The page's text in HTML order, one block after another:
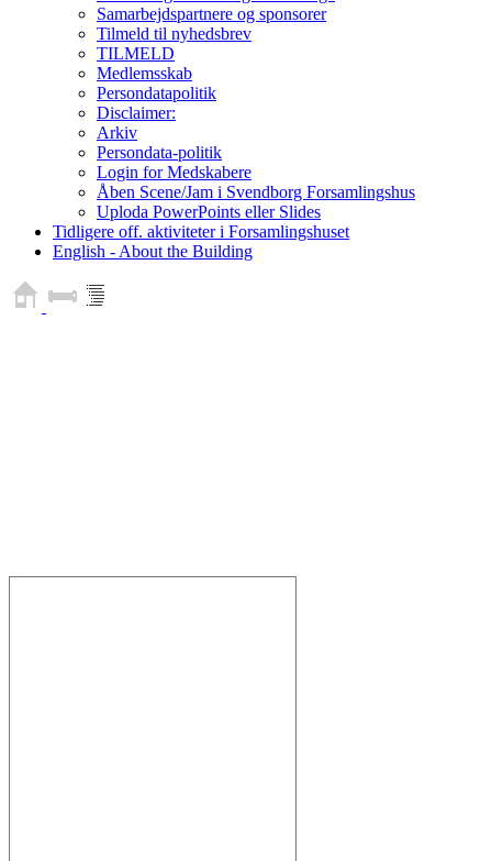
Samarbejdspartnere og sponsorer
Tilmeld til nyhedsbrev
TILMELD
Medlemsskab
Persondatapolitik
Disclaimer:
Arkiv
Persondata-politik
Login for Medskabere
Åben Scene/Jam i Svendborg Forsamlingshus
Uploda PowerPoints eller Slides
Tidligere off. aktiviteter i Forsamlingshuset
English - About the Building